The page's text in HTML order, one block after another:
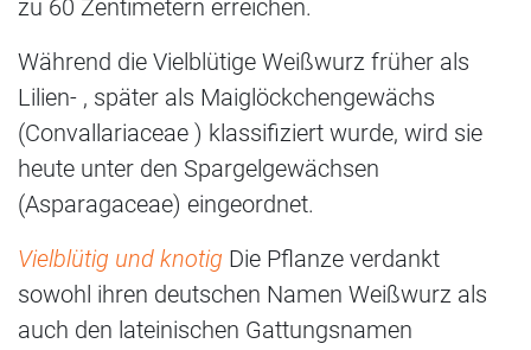
zu 60 Zentimetern erreichen.
Während die Vielblütige Weißwurz früher als
Lilien- , später als Maiglöckchengewächs
(Convallariaceae ) klassifiziert wurde, wird sie
heute unter den Spargelgewächsen
(Asparagaceae) eingeordnet.
Vielblütig und knotig Die Pflanze verdankt
sowohl ihren deutschen Namen Weißwurz als
auch den lateinischen Gattungsnamen